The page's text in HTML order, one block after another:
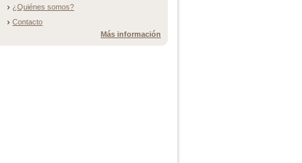
¿Quiénes somos?
Contacto
Más información